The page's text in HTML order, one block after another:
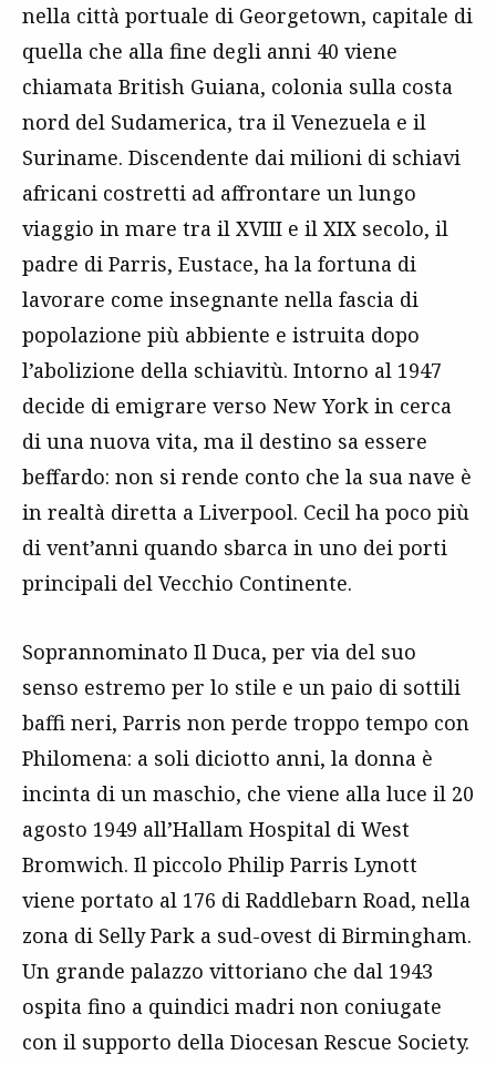
nella città portuale di Georgetown, capitale di
quella che alla fine degli anni 40 viene
chiamata British Guiana, colonia sulla costa
nord del Sudamerica, tra il Venezuela e il
Suriname. Discendente dai milioni di schiavi
africani costretti ad affrontare un lungo
viaggio in mare tra il XVIII e il XIX secolo, il
padre di Parris, Eustace, ha la fortuna di
lavorare come insegnante nella fascia di
popolazione più abbiente e istruita dopo
l’abolizione della schiavitù. Intorno al 1947
decide di emigrare verso New York in cerca
di una nuova vita, ma il destino sa essere
beffardo: non si rende conto che la sua nave è
in realtà diretta a Liverpool. Cecil ha poco più
di vent’anni quando sbarca in uno dei porti
principali del Vecchio Continente.
Soprannominato Il Duca, per via del suo
senso estremo per lo stile e un paio di sottili
baffi neri, Parris non perde troppo tempo con
Philomena: a soli diciotto anni, la donna è
incinta di un maschio, che viene alla luce il 20
agosto 1949 all’Hallam Hospital di West
Bromwich. Il piccolo Philip Parris Lynott
viene portato al 176 di Raddlebarn Road, nella
zona di Selly Park a sud-ovest di Birmingham.
Un grande palazzo vittoriano che dal 1943
ospita fino a quindici madri non coniugate
con il supporto della Diocesan Rescue Society.